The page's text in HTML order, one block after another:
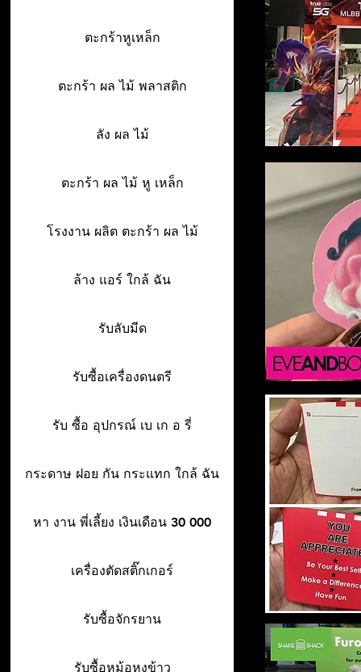
ตะกร้าหูเหล็ก
ตะกร้า ผล ไม้ พลาสติก
ลัง ผล ไม้
ตะกร้า ผล ไม้ หู เหล็ก
โรงงาน ผลิต ตะกร้า ผล ไม้
ล้าง แอร์ ใกล้ ฉัน
รับลับมีด
รับซื้อเครื่องดนตรี
รับ ซื้อ อุปกรณ์ เบ เก อ รี่
กระดาษ ฝอย กัน กระแทก ใกล้ ฉัน
หา งาน พี่เลี้ยง เงินเดือน 30 000
เครื่องตัดสติ๊กเกอร์
รับซื้อจักรยาน
รับซื้อหม้อหุงข้าว